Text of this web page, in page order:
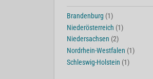
Brandenburg (1)
Niederösterreich (1)
Niedersachsen (2)
Nordrhein-Westfalen (1)
Schleswig-Holstein (1)